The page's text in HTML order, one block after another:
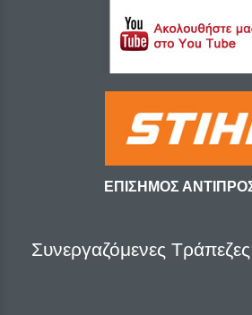
ΕΠΙΣΗΜΟΣ
Συνεργαζόμενες